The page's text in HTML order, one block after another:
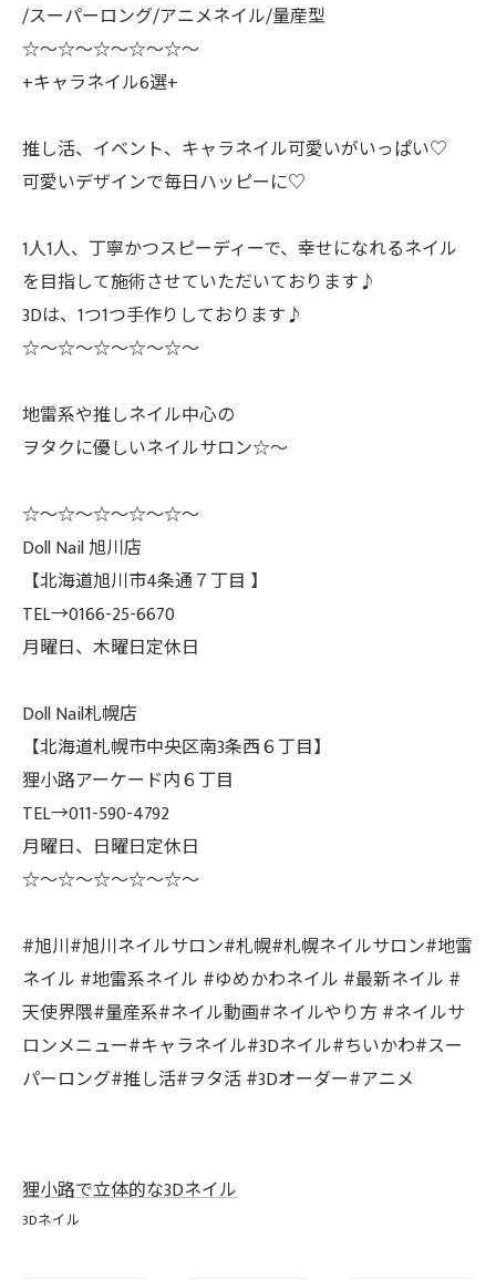
/スーパーロング/アニメネイル/量産型
☆〜☆〜☆〜☆〜☆〜
+キャラネイル6選+
推し活、イベント、キャラネイル可愛いがいっぱい♡
可愛いデザインで毎日ハッピーに♡
1人1人、丁寧かつスピーディーで、幸せになれるネイル
を目指して施術させていただいております♪
3Dは、1つ1つ手作りしております♪
☆〜☆〜☆〜☆〜☆〜
地雷系や推しネイル中心の
ヲタクに優しいネイルサロン☆〜
☆〜☆〜☆〜☆〜☆〜
Doll Nail 旭川店
【北海道旭川市4条通７丁目 】
TEL→0166-25-6670
月曜日、木曜日定休日
Doll Nail札幌店
【北海道札幌市中央区南3条西６丁目】
狸小路アーケード内６丁目
TEL→011-590-4792
月曜日、日曜日定休日
☆〜☆〜☆〜☆〜☆〜
#旭川#旭川ネイルサロン#札幌#札幌ネイルサロン#地雷
ネイル #地雷系ネイル #ゆめかわネイル #最新ネイル #
天使界隈#量産系#ネイル動画#ネイルやり方 #ネイルサ
ロンメニュー#キャラネイル#3Dネイル#ちいかわ#スー
パーロング#推し活#ヲタ活 #3Dオーダー#アニメ
狸小路で立体的な3Dネイル
3Dネイル